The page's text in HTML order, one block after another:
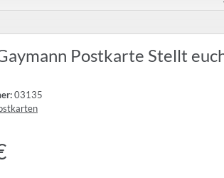
Postkarte Stellt
03135